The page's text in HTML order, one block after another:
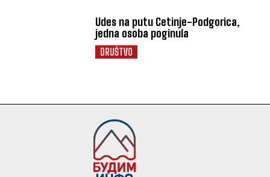
Udes na putu Cetinje-Podgorica,
jedna osoba poginula
DRUŠTVO